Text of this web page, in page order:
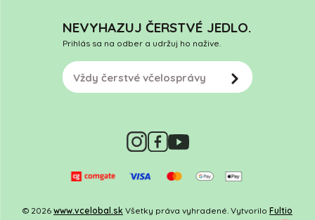
NEVYHAZUJ ČERSTVÉ JEDLO.
Prihlás sa na odber a udržuj ho nažive.
© 2026 www.vcelobal.sk Všetky práva vyhradené. Vytvorilo Fultio